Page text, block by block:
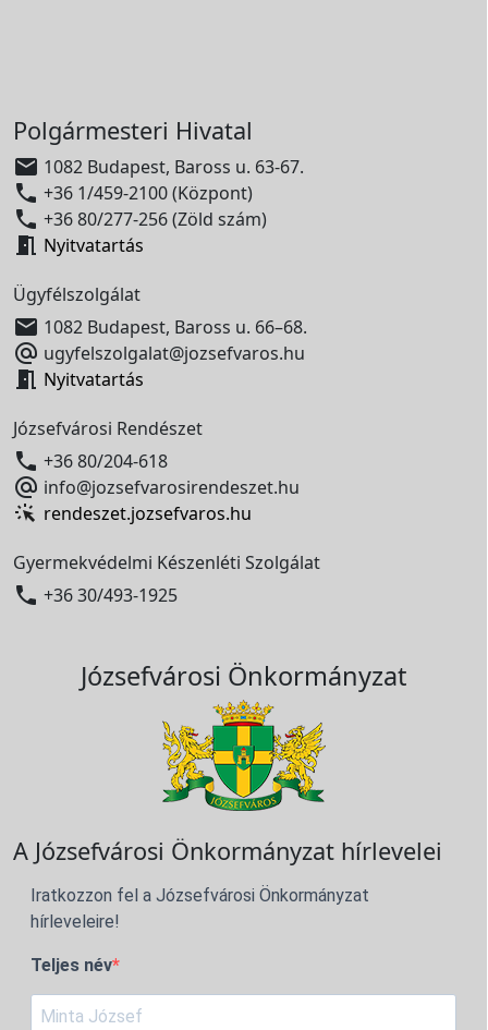
Polgármesteri Hivatal
 1082 Budapest, Baross u. 63-67.
 +36 1/459-2100 (Központ)
 +36 80/277-256 (Zöld szám)
 Nyitvatartás
Ügyfélszolgálat
 1082 Budapest, Baross u. 66–68.
 ugyfelszolgalat@jozsefvaros.hu
 Nyitvatartás
Józsefvárosi Rendészet
 +36 80/204-618
 info@jozsefvarosirendeszet.hu
rendeszet.jozsefvaros.hu
Gyermekvédelmi Készenléti Szolgálat
 +36 30/493-1925
Józsefvárosi Önkormányzat
A Józsefvárosi Önkormányzat hírlevelei
Iratkozzon fel a Józsefvárosi Önkormányzat
hírleveleire!
Teljes név